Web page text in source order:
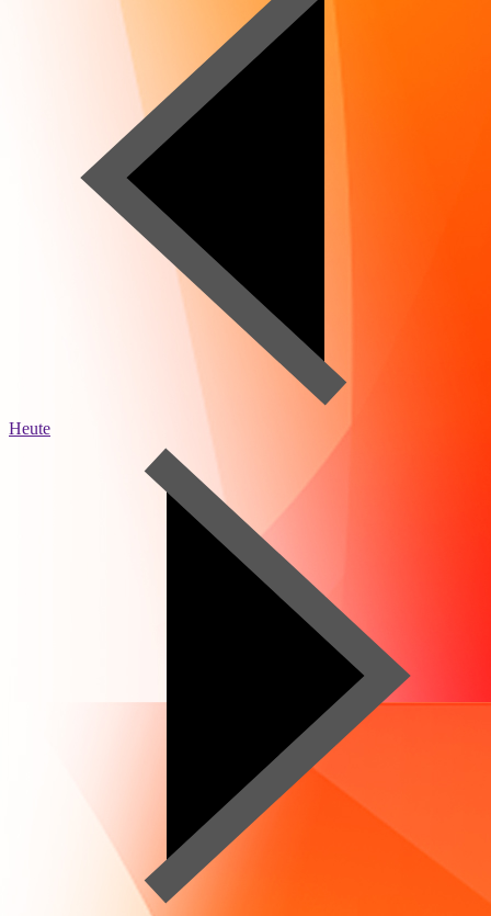
Heute